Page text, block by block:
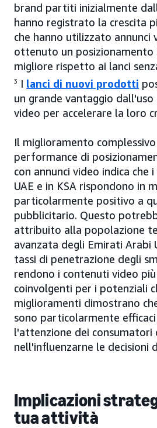
brand partiti inizialmente
hanno registrato la crescita
che hanno utilizzato annunci
ottenuto un posizionamento
migliore rispetto ai lanci
3 I lanci di nuovi prodotti
un grande vantaggio dall'uso
video per accelerare la loro
Il miglioramento
performance di
con annunci video indica che
UAE e in KSA rispondono in
particolarmente positivo a
pubblicitario. Questo
attribuito alla popolazione
avanzata degli Emirati Arabi
tassi di penetrazione degli
rendono i contenuti video più
coinvolgenti per i potenziali
miglioramenti dimostrano
sono particolarmente
l'attenzione dei consumatori
nell'influenzarne le decisioni
Implicazioni
tua attività